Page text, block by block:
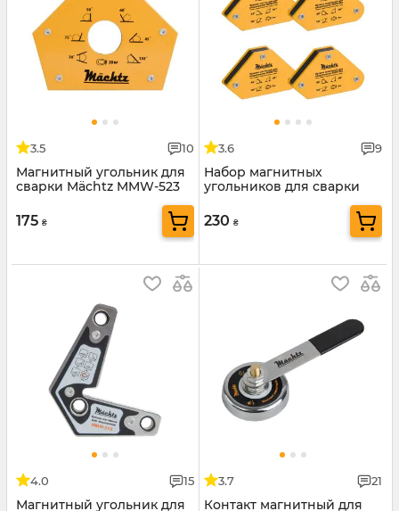
3.5 10
Магнитный угольник для
сварки Mächtz MMW-523
175 ₴
3.6 9
Набор магнитных
угольников для сварки
230 ₴
4.0 15
Магнитный угольник для
3.7 21
Контакт магнитный для